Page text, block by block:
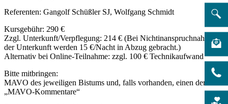
Referenten: Gangolf Schüßler SJ, Wolfgang Schmidt
Kursgebühr: 290 €
Zzgl. Unterkunft/Verpflegung: 214 € (Bei Nichtinanspruchnahme
der Unterkunft werden 15 €/Nacht in Abzug gebracht.)
Alternativ bei Online-Teilnahme: zzgl. 100 € Technikaufwand
Bitte mitbringen:
MAVO des jeweiligen Bistums und, falls vorhanden, einen der
„MAVO-Kommentare“